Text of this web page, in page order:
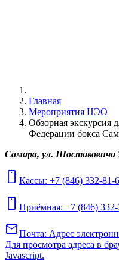
Главная
Мероприятия НЭО
Обзорная экскурсия
Федерации бокса
Самара, ул. Шостаковича
mobile Кассы: +7 (846) 332-81-
mobile Приёмная: +7 (846)
mailПочта: Адрес
Для просмотра адреса в
Javascript.